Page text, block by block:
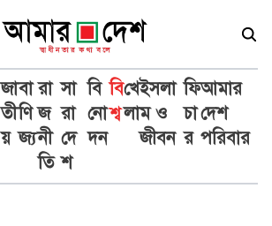
জা
তী
য়
বা
ণি
জ্য
রা
জ
নী
তি
সা
রা
দে
শ
বি
নো
দন
বি
শ্ব
খে
লা
ইসলা
ম ও
জীবন
ফি
চা
র
আমার
দেশ
পরিবার